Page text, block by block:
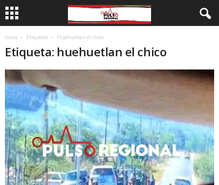
Inicio Etiquetas Huehuetlan el chico
Etiqueta: huehuetlan el chico